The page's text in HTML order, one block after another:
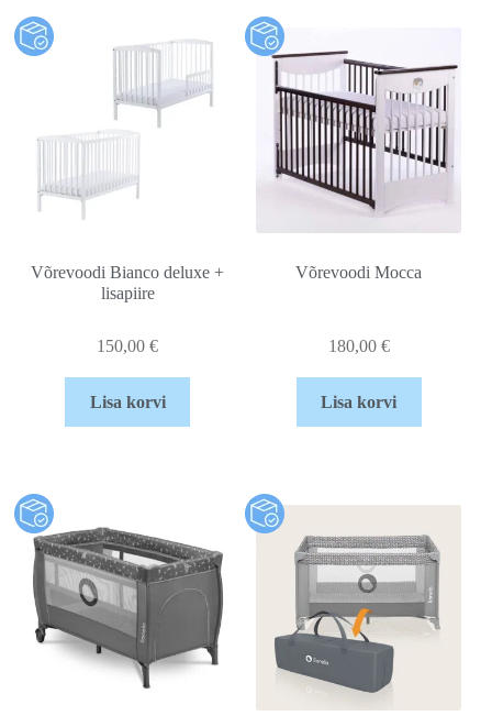
Võrevoodi Bianco deluxe +
lisapiire
150,00€
Lisa korvi
Võrevoodi Mocca
180,00 €
Lisa korvi